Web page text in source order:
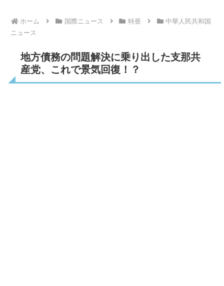
ホーム 国際ニュース 特亜
中華人民共和国
ニュース
地方債務の問題解決に乗り出した支那共
産党、これで景気回復！？